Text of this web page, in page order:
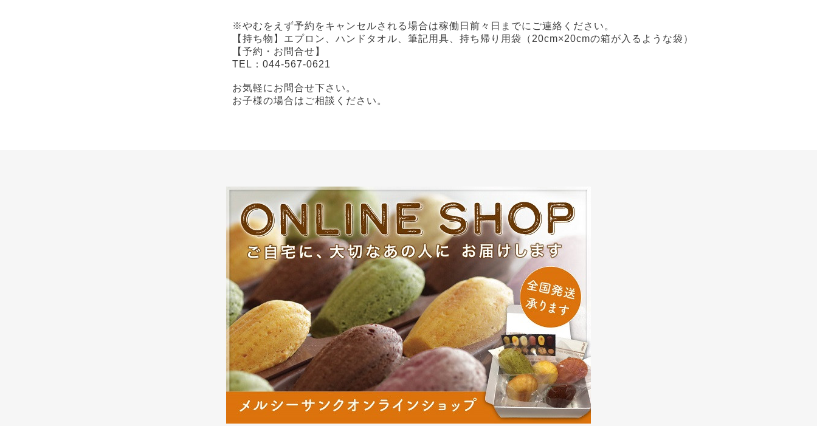
※やむをえず予約をキャンセルされる場合は稼働日前々日までにご連絡ください。
【持ち物】エプロン、ハンドタオル、筆記用具、持ち帰り用袋（20cm×20cmの箱が入るような袋）
【予約・お問合せ】
TEL： 044-567-0621
お気軽にお問合せ下さい。
お子様の場合はご相談ください。